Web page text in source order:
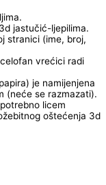
jastučić-ljepilima.
stranici (ime, broj,
vrećici radi
je namijenjena
(neće se razmazati).
licem
oštećenja 3d